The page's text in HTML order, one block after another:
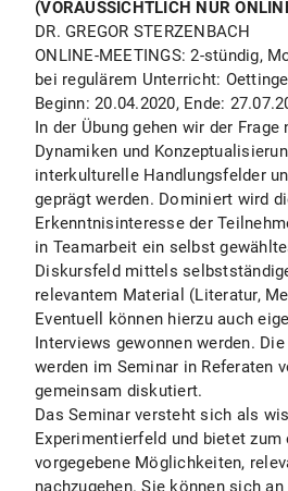
(VORAUSSICHTLICH NUR
DR. GREGOR STERZENBACH
ONLINE-MEETINGS: 2-stündig,
bei regulärem Unterricht:
Beginn: 20.04.2020, Ende:
In der Übung gehen wir der Frage
Dynamiken und
interkulturelle Handlungsfelder
geprägt werden. Dominiert wird
Erkenntnisinteresse der
in Teamarbeit ein selbst
Diskursfeld mittels
relevantem Material (Literatur,
Eventuell können hierzu auch
Interviews gewonnen werden.
werden im Seminar in Referaten
gemeinsam diskutiert.
Das Seminar versteht sich als
Experimentierfeld und bietet zum
vorgegebene Möglichkeiten,
nachzugehen. Sie können sich